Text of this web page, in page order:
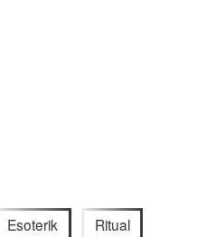
Esoterik Ritual